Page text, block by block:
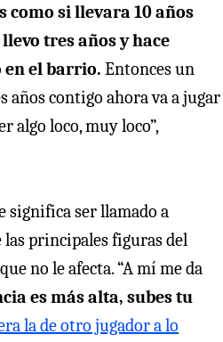
como si llevara 10 años
tres años y hace
en el barrio. Entonces un
años contigo ahora va a jugar
algo loco, muy loco”,
significa ser llamado a
principales figuras del
no le afecta. “A mí me da
es más alta, subes tu
la de otro jugador a lo